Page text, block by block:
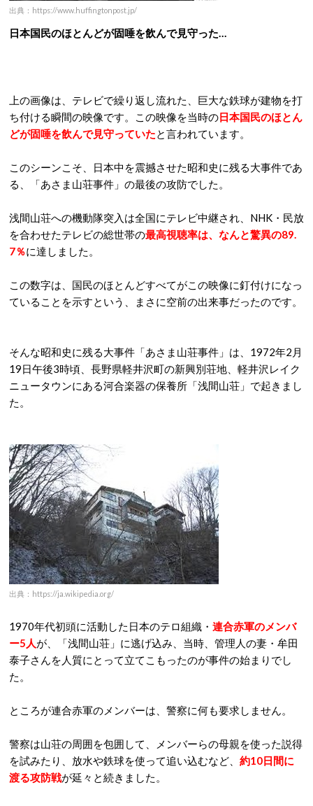
出典：https://www.huffingtonpost.jp/
日本国民のほとんどが固唾を飲んで見守った…
上の画像は、テレビで繰り返し流れた、巨大な鉄球が建物を打
ち付ける瞬間の映像です。この映像を当時の日本国民のほとん
どが固唾を飲んで見守っていたと言われています。
このシーンこそ、日本中を震撼させた昭和史に残る大事件であ
る、「あさま山荘事件」の最後の攻防でした。
浅間山荘への機動隊突入は全国にテレビ中継され、NHK・民放
を合わせたテレビの総世帯の最高視聴率は、なんと驚異の89.
7％に達しました。
この数字は、国民のほとんどすべてがこの映像に釘付けになっ
ていることを示すという、まさに空前の出来事だったのです。
そんな昭和史に残る大事件「あさま山荘事件」は、1972年2月
19日午後3時頃、長野県軽井沢町の新興別荘地、軽井沢レイク
ニュータウンにある河合楽器の保養所「浅間山荘」で起きまし
た。
出典：https://ja.wikipedia.org/
1970年代初頭に活動した日本のテロ組織・ 連合赤軍のメンバ
ー5人が、「浅間山荘」に逃げ込み、当時、管理人の妻・牟田
泰子さんを人質にとって立てこもったのが事件の始まりでし
た。
ところが連合赤軍のメンバーは、警察に何も要求しません。
警察は山荘の周囲を包囲して、メンバーらの母親を使った説得
を試みたり、放水や鉄球を使って追い込むなど、 約10日間に
渡る攻防戦が延々と続きました。